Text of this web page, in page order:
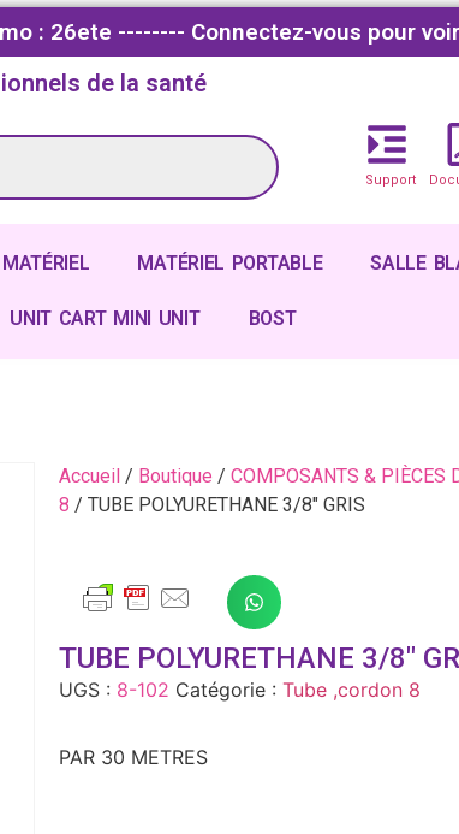
: 26ete -------- Connectez-vous pour
de la santé
Support
MATÉRIEL PORTABLE SALLE
UNIT CART MINI UNIT BOST
Accueil / Boutique / COMPOSANTS & PIÈCES
8 / TUBE POLYURETHANE 3/8″ GRIS
TUBE POLYURETHANE 3/8″
UGS : 8-102 Catégorie : Tube ,cordon 8
PAR 30 METRES